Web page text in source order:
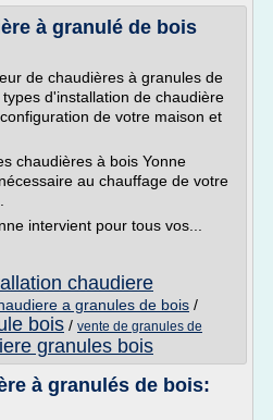
à granulé de bois
de chaudières à granules de
d'installation de chaudière
de votre maison et
chaudières à bois Yonne
au chauffage de votre
intervient pour tous vos...
chaudiere
a granules de bois /
bois / vente de granules de
granules bois
à granulés de bois: